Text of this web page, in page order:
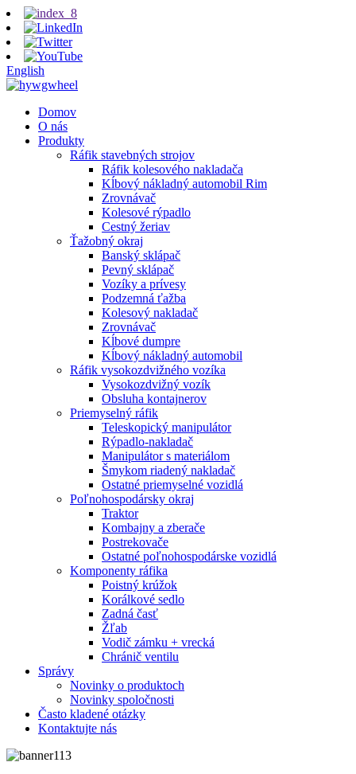
English
Domov
O nás
Produkty
Ráfik stavebných strojov
Ráfik kolesového nakladača
Kĺbový nákladný automobil Rim
Zrovnávač
Kolesové rýpadlo
Cestný žeriav
Ťažobný okraj
Banský sklápač
Pevný sklápač
Vozíky a prívesy
Podzemná ťažba
Kolesový nakladač
Zrovnávač
Kĺbové dumpre
Kĺbový nákladný automobil
Ráfik vysokozdvižného vozíka
Vysokozdvižný vozík
Obsluha kontajnerov
Priemyselný ráfik
Teleskopický manipulátor
Rýpadlo-nakladač
Manipulátor s materiálom
Šmykom riadený nakladač
Ostatné priemyselné vozidlá
Poľnohospodársky okraj
Traktor
Kombajny a zberače
Postrekovače
Ostatné poľnohospodárske vozidlá
Komponenty ráfika
Poistný krúžok
Korálkové sedlo
Zadná časť
Žľab
Vodič zámku + vrecká
Chránič ventilu
Správy
Novinky o produktoch
Novinky spoločnosti
Často kladené otázky
Kontaktujte nás